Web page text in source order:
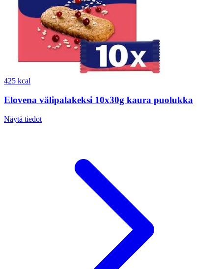
425 kcal
Elovena välipalakeksi 10x30g kaura puolukka
Näytä tiedot